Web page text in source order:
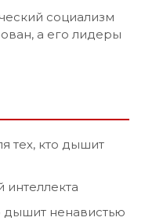
социализм
а его лидеры
тех, кто дышит
дышит ненавистью